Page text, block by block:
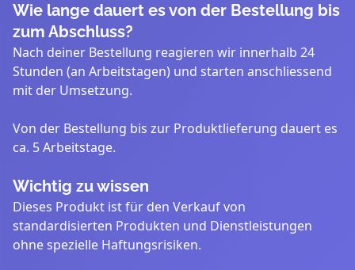
Wie lange dauert es von der Bestellung bis
zum Abschluss?
Nach deiner Bestellung reagieren wir innerhalb 24
Stunden (an Arbeitstagen) und starten anschliessend
mit der Umsetzung.
Von der Bestellung bis zur Produktlieferung dauert es
ca. 5 Arbeitstage.
Wichtig zu wissen
Dieses Produkt ist für den Verkauf von
standardisierten Produkten und Dienstleistungen
ohne spezielle Haftungsrisiken.